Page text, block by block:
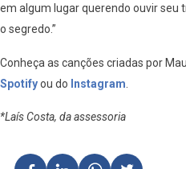
em algum lugar querendo ouvir seu
o segredo.”
Conheça as canções criadas por
Spotifyou do Instagram
*Laís Costa, da assessoria